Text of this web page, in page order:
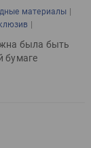
материалы |
|
была быть
бумаге